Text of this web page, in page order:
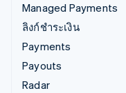
Managed Payments
ลิงก์ชำระเงิน
Payments
Payouts
Radar